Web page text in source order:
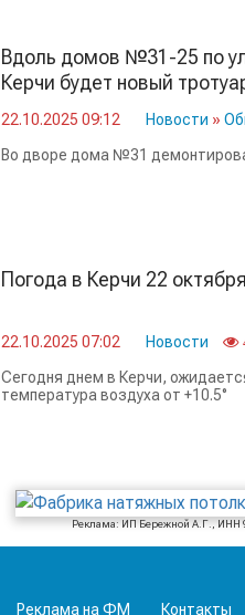
Вдоль домов №31-25 по
Керчи будет новый
22.10.2025 09:12 Новости »
Во дворе дома №31
Погода в Керчи 22 октября
22.10.2025 07:02 Новости
Сегодня днем в Керчи,
температура воздуха от +10.5°
Реклама: ИП Бережной А.Г., ИНН
Реклама на ФМ Контакты